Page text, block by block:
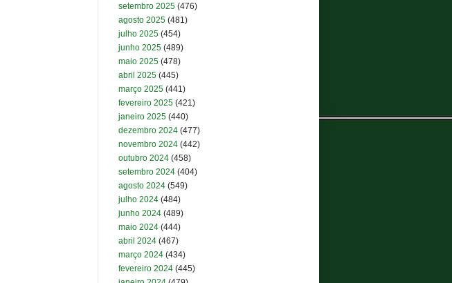
setembro 2025 (476)
agosto 2025 (481)
julho 2025 (454)
junho 2025 (489)
maio 2025 (478)
abril 2025 (445)
março 2025 (441)
fevereiro 2025 (421)
janeiro 2025 (440)
dezembro 2024 (477)
novembro 2024 (442)
outubro 2024 (458)
setembro 2024 (404)
agosto 2024 (549)
julho 2024 (484)
junho 2024 (489)
maio 2024 (444)
abril 2024 (467)
março 2024 (434)
fevereiro 2024 (445)